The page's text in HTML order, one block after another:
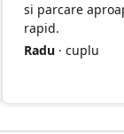
si parcare
rapid.
Radu · cuplu